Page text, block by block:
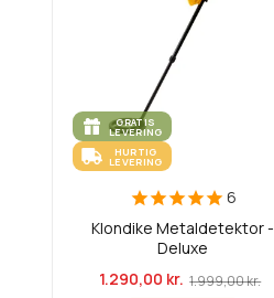
GRATIS
LEVERING
HURTIG
LEVERING
6
Klondike Metaldetektor -
Deluxe
1.290,00 kr. 1.999,00 kr.